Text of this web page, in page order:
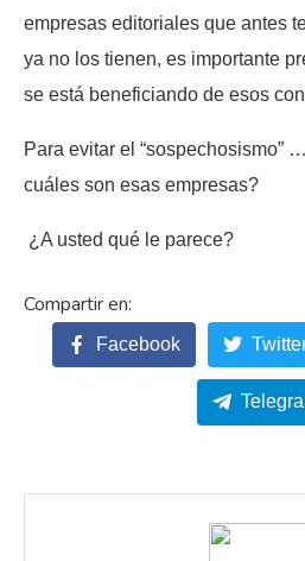
empresas editoriales que antes
ya no los tienen, es importante
se está beneficiando de esos
Para evitar el “sospechosismo”
cuáles son esas empresas?
¿A usted qué le parece?
Facebook